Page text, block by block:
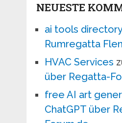
NEUESTE
ai tools directory
Rumregatta
HVAC Services
über Regatta-
free AI art
ChatGPT über